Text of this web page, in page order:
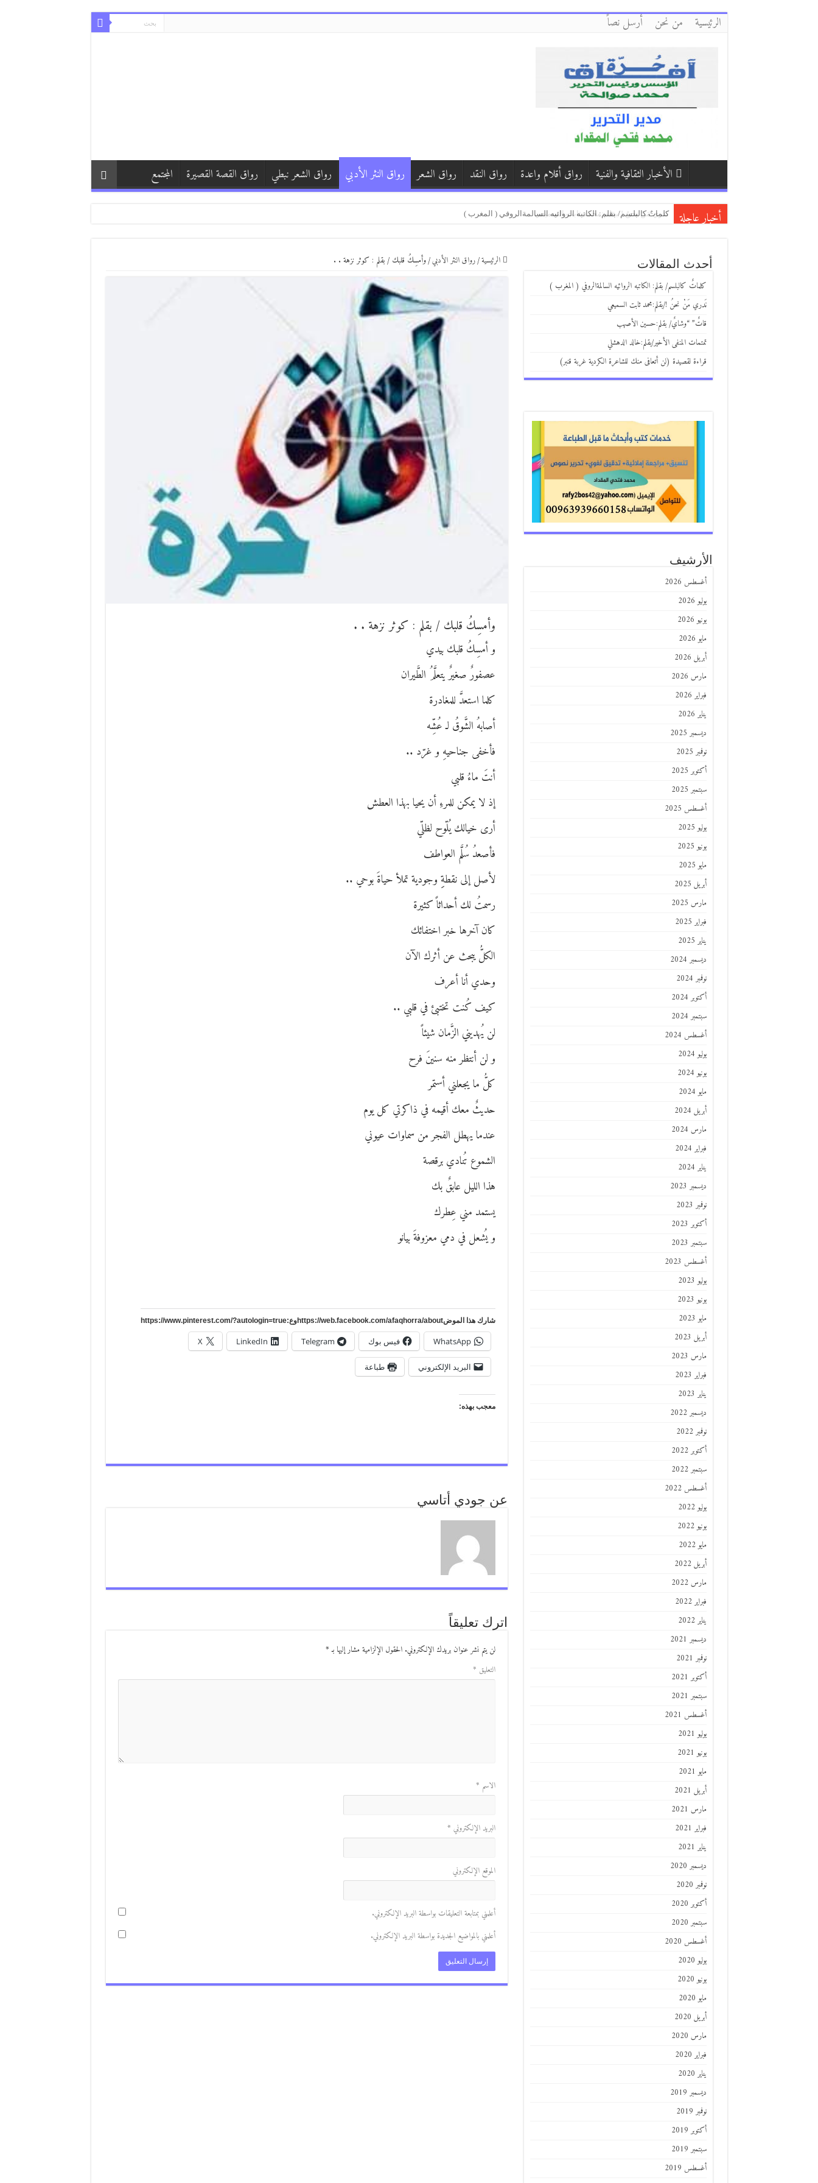
الرئيسية من نحن أرسل نصاً
الأخبار الثقافية والفنية رواق أقلام واعدة رواق النقد رواق الشعر رواق النثر الأدبي رواق الشعر نبطي رواق القصة القصيرة المجتمع
أخبار عاجلة كلماتٌ كالبلسم/ بقلم: الكاتبه الروائيه السالمةالروفي ( المغرب )
نَدري مَنْ نحنُ !/بقلم:محمد ثابت السميعي
قاتٌ” “وشايٌ/ بقلم:حسين الأصهب
الرئيسية/رواق النثر الأدبي/وأمسِكُ قلبك / بقلم : كوثر نزهة . .
وأمسِكُ قلبك / بقلم : كوثر نزهة . .
و أمسِكُ قلبك بيدي
عصفورٌ صغيرٌ يتعلَّمُ الطَّيران
كلما استعدَّ للمغادرة
أصابهُ الشَّوقُ لـ عُشِّه
فأخفى جناحيهِ و غرّد ..
أنتَ ماءُ قلبي
إذ لا يمكن للمرءِ أن يحيا بهذا العطش
أرى خيالك يُلّوح لظلّي
فأصعدُ سُلَّم العواطف
لأصل إلى نقطةِِ وجودية تملأ حياةَ بوحي ..
رسمتُ لك أحداثاً كثيرة
كان آخرها خبر اختفائك
الكلُّ يبحث عن أثرك الآن
وحدي أنا أعرف
كيف كُنت تختبئ في قلبي ..
لن يُهديني الزَّمان شيئاً
و لن أنتظر منه سنينَ فرح
كلُّ ما يجعلني أستمر
حديثٌ معك أقيمه في ذاكرتي كل يوم
عندما يهطل الفجر من سماوات عيوني
الشموع تُنادي برقصة
هذا الليل عابقٌ بك
يستمد مني عِطرك
و يُشعل في دمي معزوفةَ بيانو
شارك هذا الموضhttps://web.facebook.com/afaqhorra/aboutوع:https://www.pinterest.com/?autologin=true
WhatsApp فيس بوك Telegram
LinkedIn
X
البريد الإلكتروني طباعة
معجب بهذه:
عن جودي أتاسي
اترك تعليقاً
لن يتم نشر عنوان بريدك الإلكتروني. الحقول الإلزامية مشار إليها بـ*
التعليق *
الاسم *
البريد الإلكتروني *
الموقع الإلكتروني
أعلمني بمتابعة التعليقات بواسطة البريد الإلكتروني.
أعلمني بالمواضيع الجديدة بواسطة البريد الإلكتروني.
أحدث المقالات
كلماتٌ كالبلسم/ بقلم: الكاتبه الروائيه السالمةالروفي ( المغرب )
نَدري مَنْ نحنُ !/بقلم:محمد ثابت السميعي
قاتٌ” “وشايٌ/ بقلم:حسين الأصهب
تمتمات المنفى الأخير/بقلم:خالد الدهشلي
قراءة لقصيدة (لن أتعافى منك للشاعرة الكردية غربة قنبر)
الأرشيف
أغسطس 2026
يوليو 2026
يونيو 2026
مايو 2026
أبريل 2026
مارس 2026
فبراير 2026
يناير 2026
ديسمبر 2025
نوفمبر 2025
أكتوبر 2025
سبتمبر 2025
أغسطس 2025
يوليو 2025
يونيو 2025
مايو 2025
أبريل 2025
مارس 2025
فبراير 2025
يناير 2025
ديسمبر 2024
نوفمبر 2024
أكتوبر 2024
سبتمبر 2024
أغسطس 2024
يوليو 2024
يونيو 2024
مايو 2024
أبريل 2024
مارس 2024
فبراير 2024
يناير 2024
ديسمبر 2023
نوفمبر 2023
أكتوبر 2023
سبتمبر 2023
أغسطس 2023
يوليو 2023
يونيو 2023
مايو 2023
أبريل 2023
مارس 2023
فبراير 2023
يناير 2023
ديسمبر 2022
نوفمبر 2022
أكتوبر 2022
سبتمبر 2022
أغسطس 2022
يوليو 2022
يونيو 2022
مايو 2022
أبريل 2022
مارس 2022
فبراير 2022
يناير 2022
ديسمبر 2021
نوفمبر 2021
أكتوبر 2021
سبتمبر 2021
أغسطس 2021
يوليو 2021
يونيو 2021
مايو 2021
أبريل 2021
مارس 2021
فبراير 2021
يناير 2021
ديسمبر 2020
نوفمبر 2020
أكتوبر 2020
سبتمبر 2020
أغسطس 2020
يوليو 2020
يونيو 2020
مايو 2020
أبريل 2020
مارس 2020
فبراير 2020
يناير 2020
ديسمبر 2019
نوفمبر 2019
أكتوبر 2019
سبتمبر 2019
أغسطس 2019